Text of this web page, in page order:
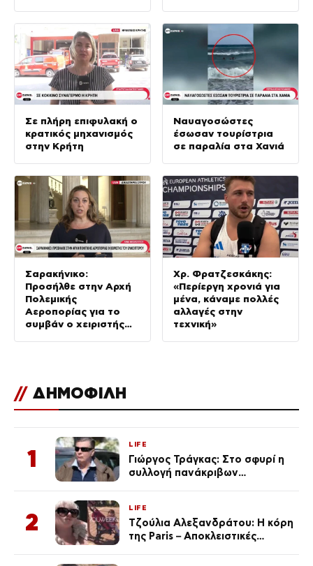
Σε πλήρη επιφυλακή ο
κρατικός μηχανισμός
στην Κρήτη
Ναυαγοσώστες
έσωσαν τουρίστρια
σε παραλία στα Χανιά
Σαρακήνικο:
Προσήλθε στην Αρχή
Πολεμικής
Αεροπορίας για το
συμβάν ο χειριστής
Χρ. Φρατζεσκάκης:
«Περίεργη χρονιά για
μένα, κάναμε πολλές
αλλαγές στην
τεχνική»
// ΔΗΜΟΦΙΛΗ
1
LIFE
Γιώργος Τράγκας: Στο σφυρί η
συλλογή πανάκριβων
2
LIFE
Τζούλια Αλεξανδράτου: Η κόρη
της Paris – Αποκλειστικές